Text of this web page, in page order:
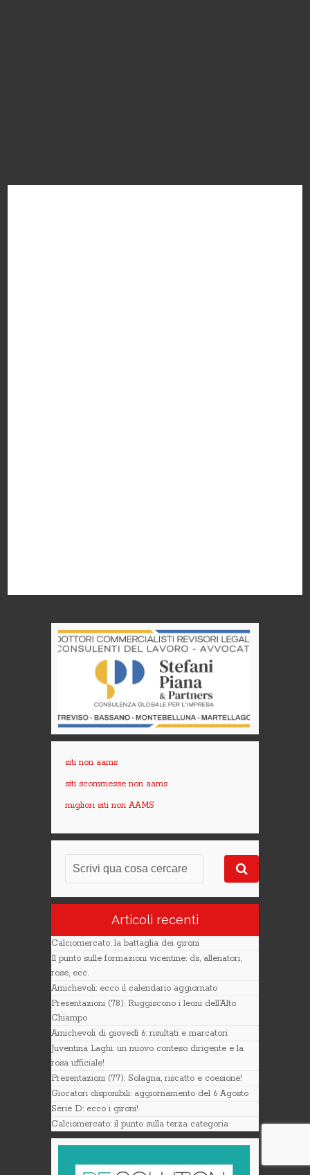
siti non aams
siti scommesse non aams
migliori siti non AAMS
Articoli recenti
Calciomercato: la battaglia dei gironi
Il punto sulle formazioni vicentine: ds, allenatori,
rose, ecc.
Amichevoli: ecco il calendario aggiornato
Presentazioni (78): Ruggiscono i leoni dell’Alto
Chiampo
Amichevoli di giovedì 6: risultati e marcatori
Juventina Laghi: un nuovo conteso dirigente e la
rosa ufficiale!
Presentazioni (77): Solagna, riscatto e coesione!
Giocatori disponibili: aggiornamento del 6 Agosto
Serie D: ecco i gironi!
Calciomercato: il punto sulla terza categoria